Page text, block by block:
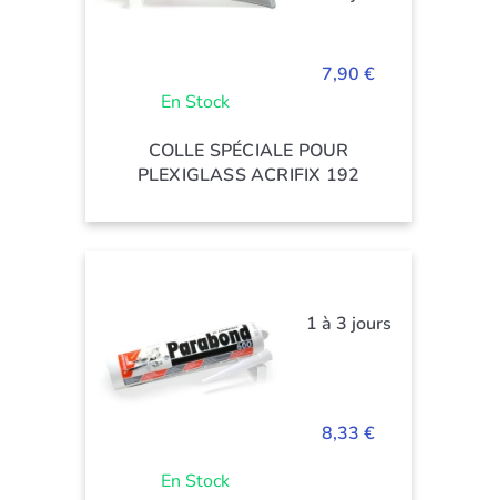
En Stock
7,90 €
COLLE SPÉCIALE POUR
PLEXIGLASS ACRIFIX 192
En Stock
1 à 3 jours
8,33 €